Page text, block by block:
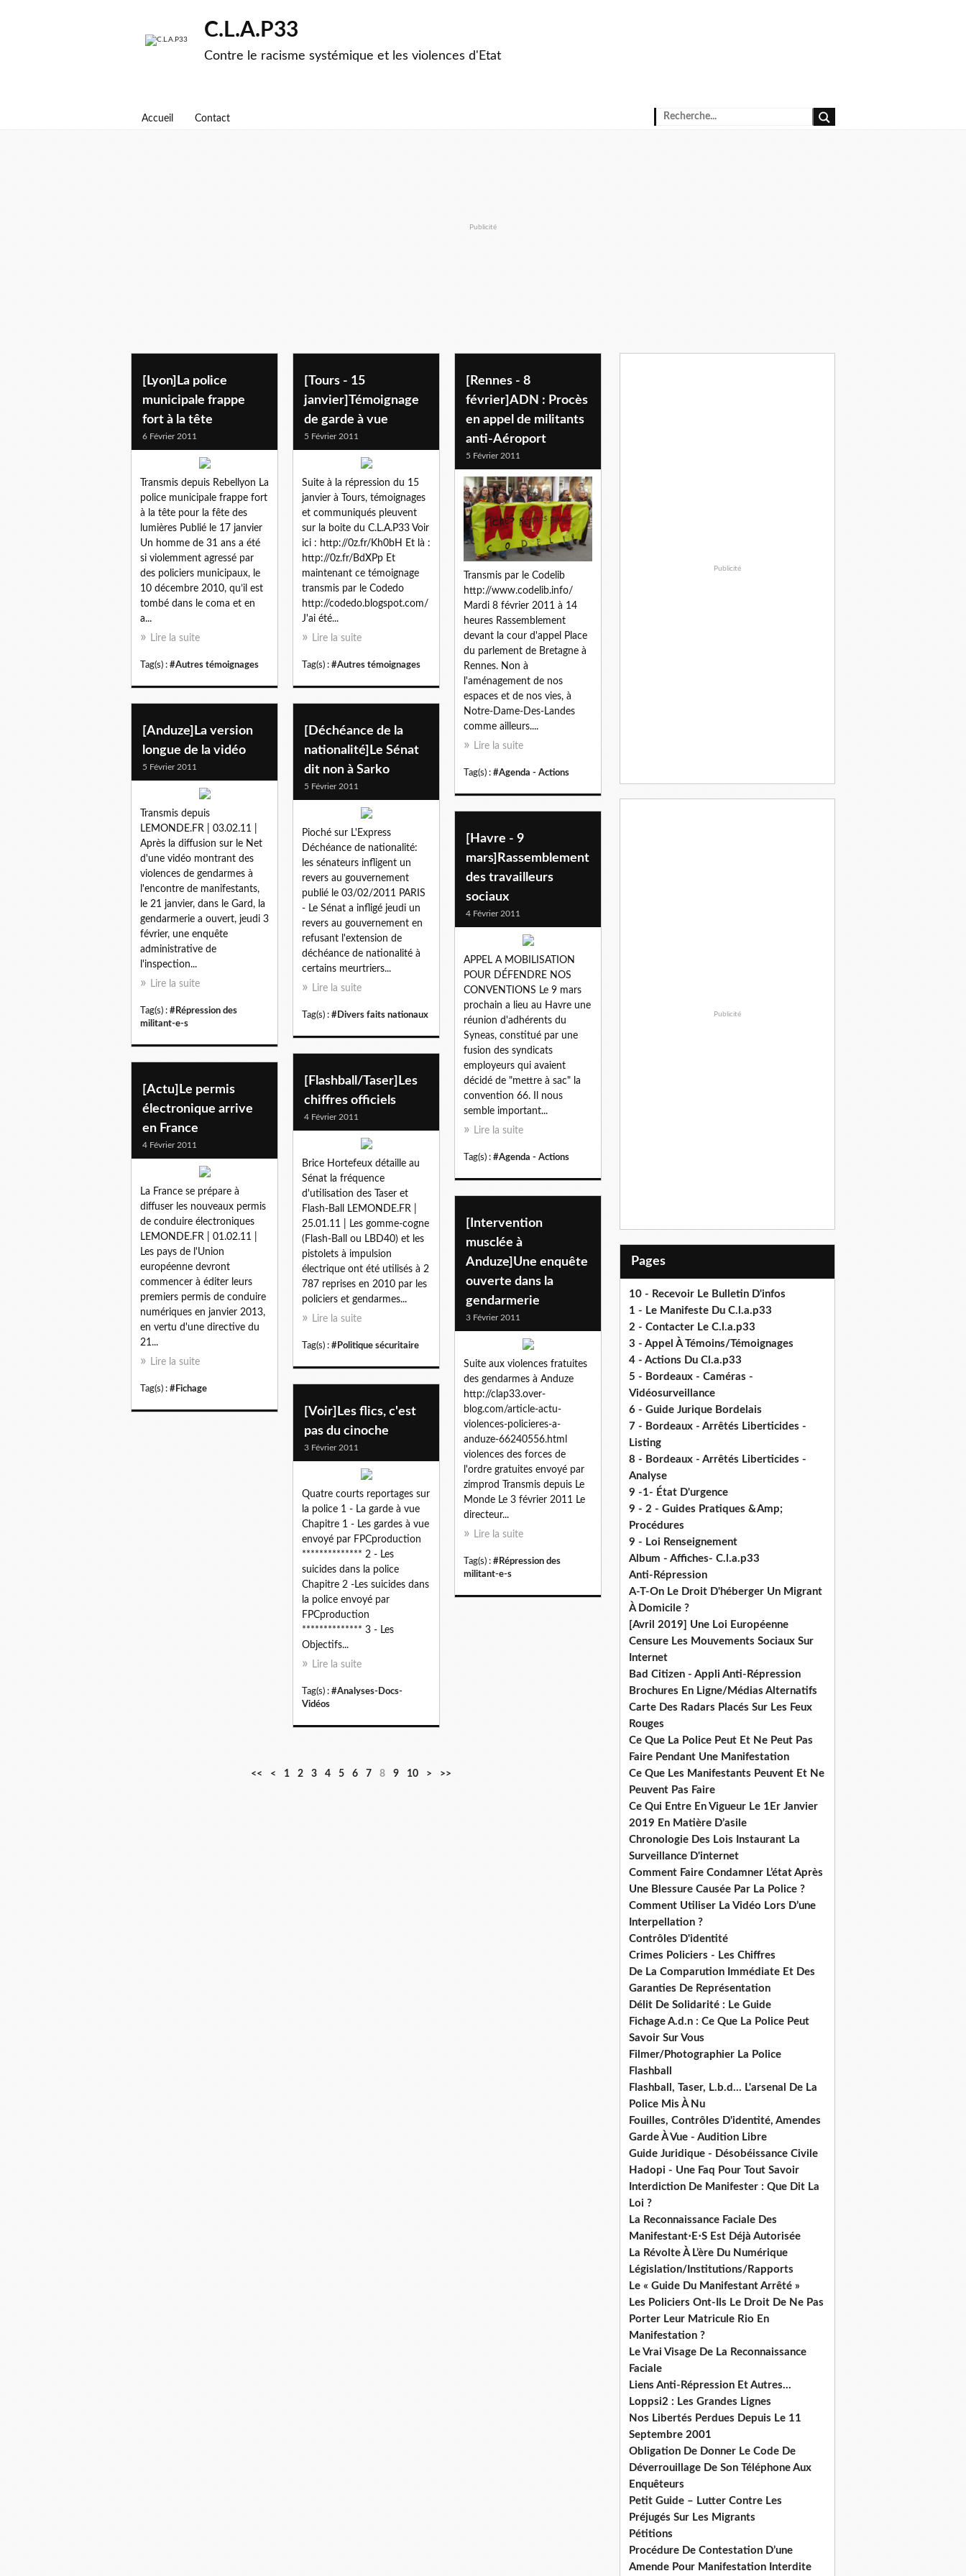
C.L.A.P33
Contre le racisme systémique et les violences d'Etat
Accueil Contact
Publicité
[Lyon]La police
municipale frappe
fort à la tête
6 Février 2011
Transmis depuis Rebellyon La
police municipale frappe fort
à la tête pour la fête des
lumières Publié le 17 janvier
Un homme de 31 ans a été
si violemment agressé par
des policiers municipaux, le
10 décembre 2010, qu’il est
tombé dans le coma et en
a...
Lire la suite
Tag(s) : #Autres témoignages
[Tours - 15
janvier]Témoignage
de garde à vue
5 Février 2011
Suite à la répression du 15
janvier à Tours, témoignages
et communiqués pleuvent
sur la boite du C.L.A.P33 Voir
ici : http://0z.fr/Kh0bH Et là :
http://0z.fr/BdXPp Et
maintenant ce témoignage
transmis par le Codedo
http://codedo.blogspot.com/
J'ai été...
Lire la suite
Tag(s) : #Autres témoignages
[Rennes - 8
février]ADN : Procès
en appel de militants
anti-Aéroport
5 Février 2011
Transmis par le Codelib
http://www.codelib.info/
Mardi 8 février 2011 à 14
heures Rassemblement
devant la cour d'appel Place
du parlement de Bretagne à
Rennes. Non à
l'aménagement de nos
espaces et de nos vies, à
Notre-Dame-Des-Landes
comme ailleurs....
Lire la suite
Tag(s) : #Agenda - Actions
[Anduze]La version
longue de la vidéo
5 Février 2011
Transmis depuis
LEMONDE.FR | 03.02.11 |
Après la diffusion sur le Net
d'une vidéo montrant des
violences de gendarmes à
l'encontre de manifestants,
le 21 janvier, dans le Gard, la
gendarmerie a ouvert, jeudi 3
février, une enquête
administrative de
l'inspection...
Lire la suite
Tag(s) : #Répression des
militant-e-s
[Déchéance de la
nationalité]Le Sénat
dit non à Sarko
5 Février 2011
Pioché sur L'Express
Déchéance de nationalité:
les sénateurs infligent un
revers au gouvernement
publié le 03/02/2011 PARIS
- Le Sénat a infligé jeudi un
revers au gouvernement en
refusant l'extension de
déchéance de nationalité à
certains meurtriers...
Lire la suite
Tag(s) : #Divers faits nationaux
[Havre - 9
mars]Rassemblement
des travailleurs
sociaux
4 Février 2011
APPEL A MOBILISATION
POUR DÉFENDRE NOS
CONVENTIONS Le 9 mars
prochain a lieu au Havre une
réunion d'adhérents du
Syneas, constitué par une
fusion des syndicats
employeurs qui avaient
décidé de "mettre à sac" la
convention 66. Il nous
semble important...
Lire la suite
Tag(s) : #Agenda - Actions
[Flashball/Taser]Les
chiffres officiels
4 Février 2011
Brice Hortefeux détaille au
Sénat la fréquence
d'utilisation des Taser et
Flash-Ball LEMONDE.FR |
25.01.11 | Les gomme-cogne
(Flash-Ball ou LBD40) et les
pistolets à impulsion
électrique ont été utilisés à 2
787 reprises en 2010 par les
policiers et gendarmes...
Lire la suite
Tag(s) : #Politique sécuritaire
[Actu]Le permis
électronique arrive
en France
4 Février 2011
La France se prépare à
diffuser les nouveaux permis
de conduire électroniques
LEMONDE.FR | 01.02.11 |
Les pays de l'Union
européenne devront
commencer à éditer leurs
premiers permis de conduire
numériques en janvier 2013,
en vertu d'une directive du
21...
Lire la suite
Tag(s) : #Fichage
[Intervention
musclée à
Anduze]Une enquête
ouverte dans la
gendarmerie
3 Février 2011
Suite aux violences fratuites
des gendarmes à Anduze
http://clap33.over-
blog.com/article-actu-
violences-policieres-a-
anduze-66240556.html
violences des forces de
l'ordre gratuites envoyé par
zimprod Transmis depuis Le
Monde Le 3 février 2011 Le
directeur...
Lire la suite
Tag(s) : #Répression des
militant-e-s
[Voir]Les flics, c'est
pas du cinoche
3 Février 2011
Quatre courts reportages sur
la police 1 - La garde à vue
Chapitre 1 - Les gardes à vue
envoyé par FPCproduction
************** 2 - Les
suicides dans la police
Chapitre 2 -Les suicides dans
la police envoyé par
FPCproduction
************** 3 - Les
Objectifs...
Lire la suite
Tag(s) : #Analyses-Docs-
Vidéos
<< < 1 2 3 4 5 6 7 8 9 10 > >>
Publicité
Publicité
Pages
10 - Recevoir Le Bulletin D'infos
1 - Le Manifeste Du C.l.a.p33
2 - Contacter Le C.l.a.p33
3 - Appel À Témoins/Témoignages
4 - Actions Du Cl.a.p33
5 - Bordeaux - Caméras -
Vidéosurveillance
6 - Guide Jurique Bordelais
7 - Bordeaux - Arrêtés Liberticides -
Listing
8 - Bordeaux - Arrêtés Liberticides -
Analyse
9 -1- État D'urgence
9 - 2 - Guides Pratiques &Amp;
Procédures
9 - Loi Renseignement
Album - Affiches- C.l.a.p33
Anti-Répression
A-T-On Le Droit D'héberger Un Migrant
À Domicile ?
[Avril 2019] Une Loi Européenne
Censure Les Mouvements Sociaux Sur
Internet
Bad Citizen - Appli Anti-Répression
Brochures En Ligne/Médias Alternatifs
Carte Des Radars Placés Sur Les Feux
Rouges
Ce Que La Police Peut Et Ne Peut Pas
Faire Pendant Une Manifestation
Ce Que Les Manifestants Peuvent Et Ne
Peuvent Pas Faire
Ce Qui Entre En Vigueur Le 1Er Janvier
2019 En Matière D’asile
Chronologie Des Lois Instaurant La
Surveillance D'internet
Comment Faire Condamner L’état Après
Une Blessure Causée Par La Police ?
Comment Utiliser La Vidéo Lors D’une
Interpellation ?
Contrôles D'identité
Crimes Policiers - Les Chiffres
De La Comparution Immédiate Et Des
Garanties De Représentation
Délit De Solidarité : Le Guide
Fichage A.d.n : Ce Que La Police Peut
Savoir Sur Vous
Filmer/Photographier La Police
Flashball
Flashball, Taser, L.b.d... L'arsenal De La
Police Mis À Nu
Fouilles, Contrôles D'identité, Amendes
Garde À Vue - Audition Libre
Guide Juridique - Désobéissance Civile
Hadopi - Une Faq Pour Tout Savoir
Interdiction De Manifester : Que Dit La
Loi ?
La Reconnaissance Faciale Des
Manifestant⋅E⋅S Est Déjà Autorisée
La Révolte À L’ère Du Numérique
Législation/Institutions/Rapports
Le « Guide Du Manifestant Arrêté »
Les Policiers Ont-Ils Le Droit De Ne Pas
Porter Leur Matricule Rio En
Manifestation ?
Le Vrai Visage De La Reconnaissance
Faciale
Liens Anti-Répression Et Autres...
Loppsi2 : Les Grandes Lignes
Nos Libertés Perdues Depuis Le 11
Septembre 2001
Obligation De Donner Le Code De
Déverrouillage De Son Téléphone Aux
Enquêteurs
Petit Guide – Lutter Contre Les
Préjugés Sur Les Migrants
Pétitions
Procédure De Contestation D’une
Amende Pour Manifestation Interdite